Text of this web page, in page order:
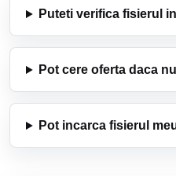
Puteti verifica fisierul
Pot cere oferta daca
Pot incarca fisierul